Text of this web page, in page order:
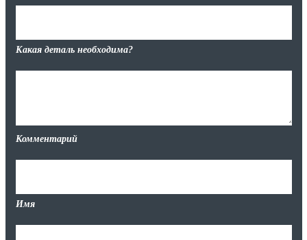
Какая деталь необходима?
Комментарий
Имя